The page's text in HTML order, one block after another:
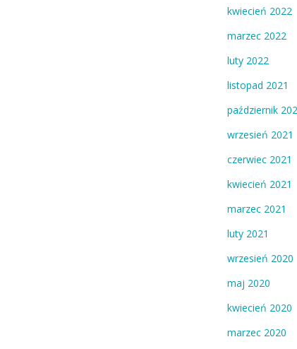
kwiecień 2022
marzec 2022
luty 2022
listopad 2021
październik
wrzesień 2021
czerwiec 2021
kwiecień 2021
marzec 2021
luty 2021
wrzesień 2020
maj 2020
kwiecień 2020
marzec 2020